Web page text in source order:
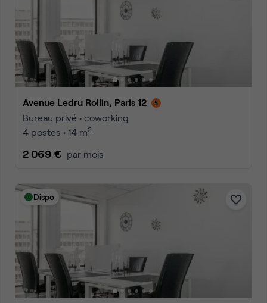
Avenue Ledru Rollin, Paris 12
Bureau privé • coworking
4 postes • 14 m2
2 069 € par mois
Dispo